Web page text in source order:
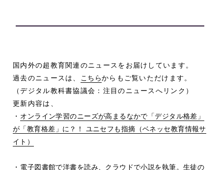
国内外の超教育関連のニュースをお届けしています。
過去のニュースは、
こちらからもご覧いただけます。
（デジタル教科書協議会：注目のニュースへリンク）
更新内容は、
・ オンライン学習のニーズが高まるなかで「デジタル格差」
が「教育格差」に？！ ユニセフも指摘（ベネッセ教育情報サ
イト）
・ 電子図書館で洋書を読み、クラウドで小説を執筆。生徒の